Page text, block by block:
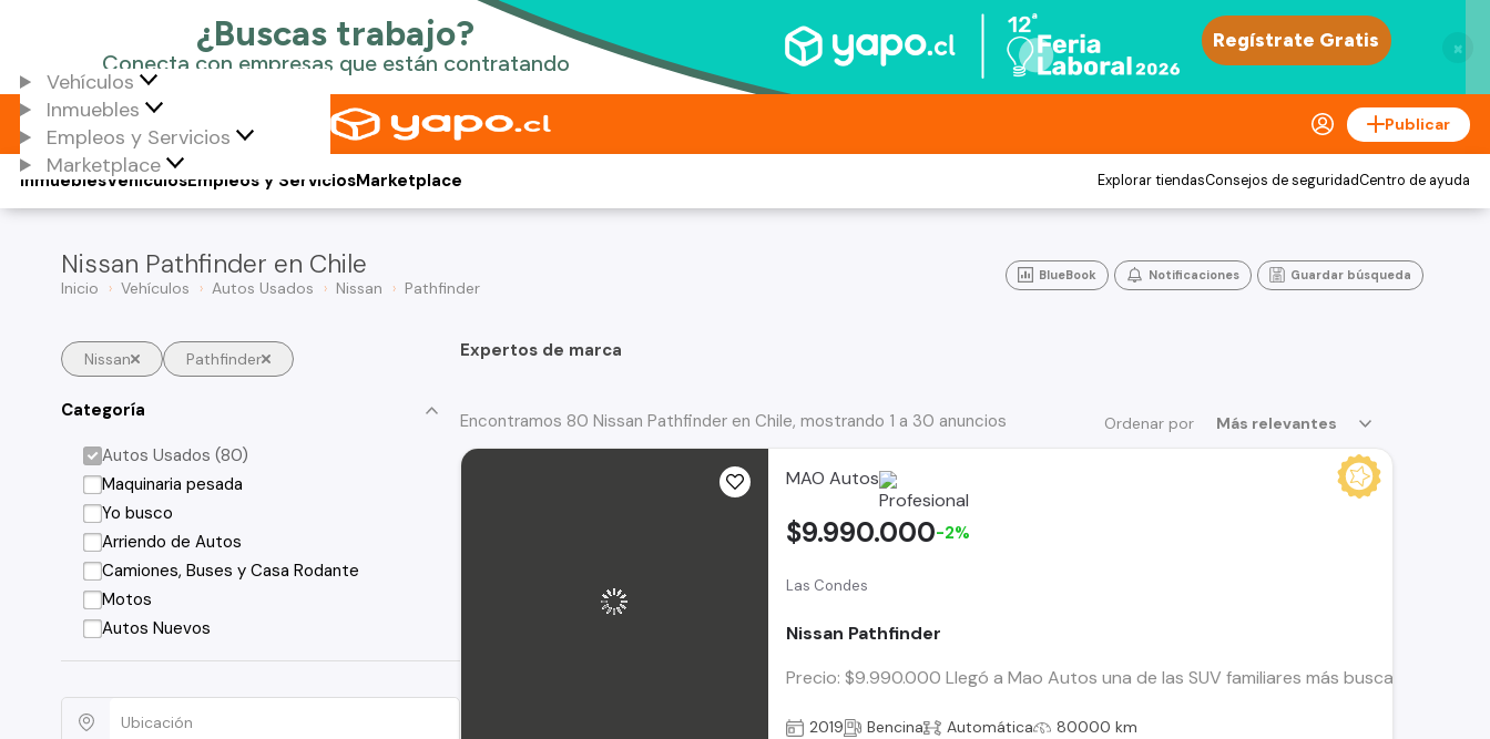
×
Vehículos
Inmuebles
Empleos y Servicios
Marketplace
Publicar
Vehículos
Inmuebles Empleos y ServiciosMarketplace Explorar tiendasConsejos de seguridadCentro de ayuda
Nissan Pathfinder en Chile
Inicio Vehículos Autos Usados Nissan Pathfinder
BlueBook Notificaciones Guardar búsqueda
Nissan Pathfinder
Categoría
Autos Usados (80)
Maquinaria pesada
Yo busco
Arriendo de Autos
Camiones, Buses y Casa Rodante
Motos
Autos Nuevos
Expertos de marca
Ordenar por Más relevantes
Encontramos 80 Nissan Pathfinder en Chile, mostrando 1 a 30 anuncios
MAO Autos
Las Condes
Nissan Pathfinder
Precio: $9.990.000 Llegó a Mao Autos una de las SUV familiares más buscadas del
$9.990.000-2%
2019 Bencina Automática 80000 km